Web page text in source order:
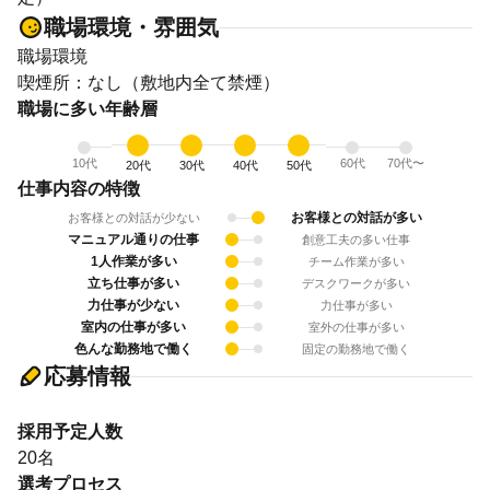
職場環境・雰囲気
職場環境
喫煙所：なし（敷地内全て禁煙）
職場に多い年齢層
10代 20代 30代 40代 50代 60代 70代〜
仕事内容の特徴
お客様との対話が少ない
お客様との対話が多い
マニュアル通りの仕事
創意工夫の多い仕事
1人作業が多い チーム作業が多い
立ち仕事が多い デスクワークが多い
力仕事が少ない 力仕事が多い
室内の仕事が多い 室外の仕事が多い
色んな勤務地で働く 固定の勤務地で働く
応募情報
採用予定人数
20名
選考プロセス